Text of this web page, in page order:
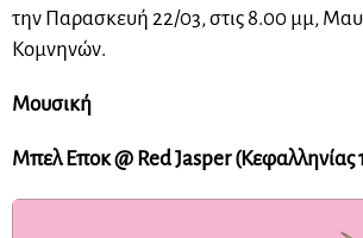
την Παρασκευή 22/03, στις 8.00 μμ,
Κομνηνών.
Μουσική
Μπελ Εποκ @ Red Jasper (Κεφαλληνίας